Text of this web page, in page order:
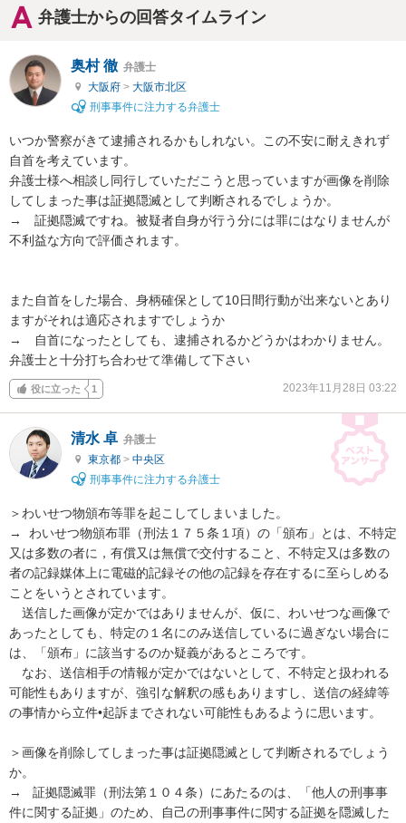
弁護士からの回答タイムライン
奥村 徹 弁護士
大阪府 > 大阪市北区
刑事事件に注力する弁護士
いつか警察がきて逮捕されるかもしれない。この不安に耐えきれず
自首を考えています。
弁護士様へ相談し同行していただこうと思っていますが画像を削除
してしまった事は証拠隠滅として判断されるでしょうか。
→　証拠隠滅ですね。被疑者自身が行う分には罪にはなりませんが
不利益な方向で評価されます。
また自首をした場合、身柄確保として10日間行動が出来ないとあり
ますがそれは適応されますでしょうか
→　自首になったとしても、逮捕されるかどうかはわかりません。
弁護士と十分打ち合わせて準備して下さい
役に立った 1 2023年11月28日 03:22
清水 卓 弁護士
東京都 > 中央区
刑事事件に注力する弁護士
＞わいせつ物頒布等罪を起こしてしまいました。
→  わいせつ物頒布罪（刑法１７５条１項）の「頒布」とは、不特定
又は多数の者に，有償又は無償で交付すること、不特定又は多数の
者の記録媒体上に電磁的記録その他の記録を存在するに至らしめる
ことをいうとされています。
送信した画像が定かではありませんが、仮に、わいせつな画像で
あったとしても、特定の１名にのみ送信しているに過ぎない場合に
は、「頒布」に該当するのか疑義があるところです。
なお、送信相手の情報が定かではないとして、不特定と扱われる
可能性もありますが、強引な解釈の感もありますし、送信の経緯等
の事情から立件•起訴までされない可能性もあるように思います。
＞画像を削除してしまった事は証拠隠滅として判断されるでしょう
か。
→   証拠隠滅罪（刑法第１０４条）にあたるのは、「他人の刑事事
件に関する証拠」のため、自己の刑事事件に関する証拠を隠滅した